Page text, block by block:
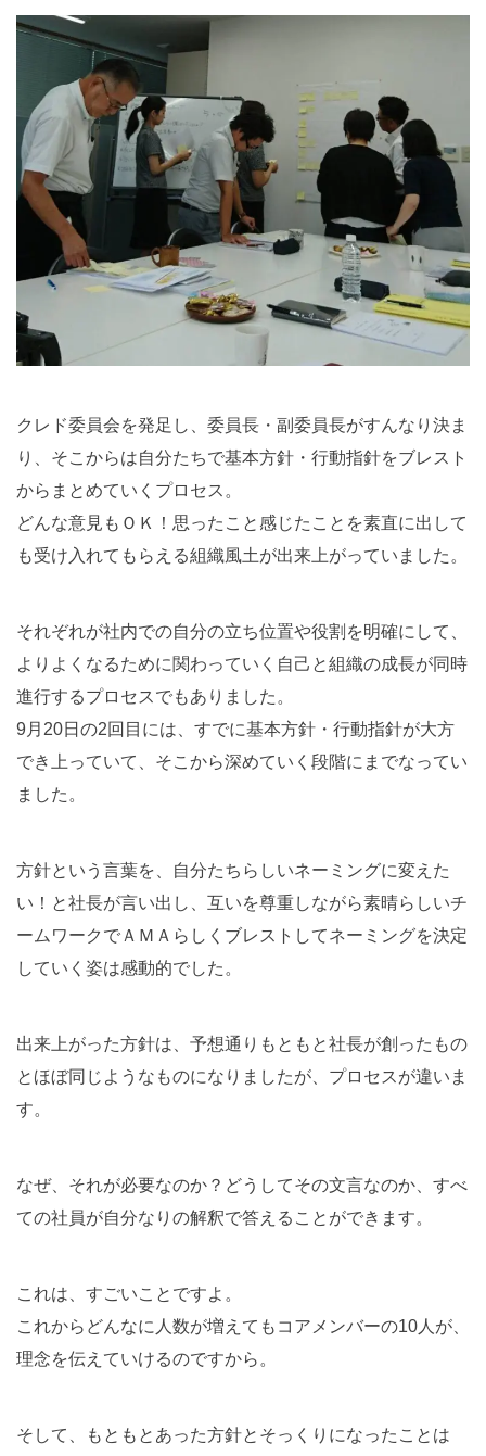
クレド委員会を発足し、委員長・副委員長がすんなり決ま
り、そこからは自分たちで基本方針・行動指針をブレスト
からまとめていくプロセス。
どんな意見もＯＫ！思ったこと感じたことを素直に出して
も受け入れてもらえる組織風土が出来上がっていました。
それぞれが社内での自分の立ち位置や役割を明確にして、
よりよくなるために関わっていく自己と組織の成長が同時
進行するプロセスでもありました。
9月20日の2回目には、すでに基本方針・行動指針が大方
でき上っていて、そこから深めていく段階にまでなってい
ました。
方針という言葉を、自分たちらしいネーミングに変えた
い！と社長が言い出し、互いを尊重しながら素晴らしいチ
ームワークでＡＭＡらしくブレストしてネーミングを決定
していく姿は感動的でした。
出来上がった方針は、予想通りもともと社長が創ったもの
とほぼ同じようなものになりましたが、プロセスが違いま
す。
なぜ、それが必要なのか？どうしてその文言なのか、すべ
ての社員が自分なりの解釈で答えることができます。
これは、すごいことですよ。
これからどんなに人数が増えてもコアメンバーの10人が、
理念を伝えていけるのですから。
そして、もともとあった方針とそっくりになったことは